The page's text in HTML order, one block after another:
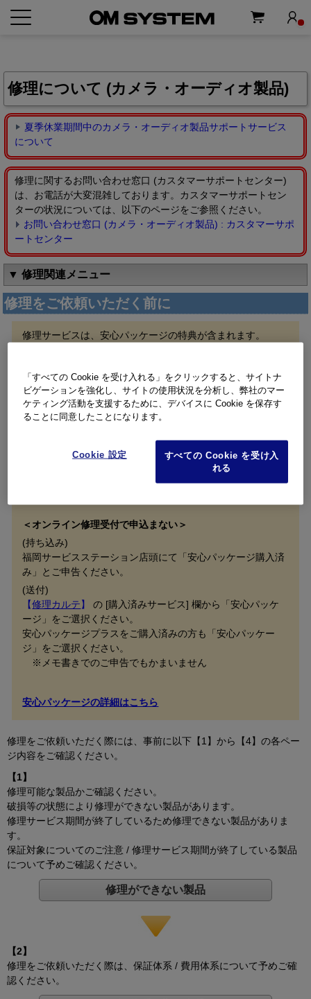
修理について (カメラ・オーディオ製品)
夏季休業期間中のカメラ・オーディオ製品サポートサービス
について
修理に関するお問い合わせ窓口 (カスタマーサポートセンター)
は、お電話が大変混雑しております。カスタマーサポートセン
ターの状況については、以下のページをご参照ください。
お問い合わせ窓口 (カメラ・オーディオ製品) : カスタマーサポ
ートセンター
▼ 修理関連メニュー
修理をご依頼いただく前に
修理サービスは、安心パッケージの特典が含まれます。
お知らせいただく方法は以下の通りです。
＜オンライン修理受付で申込む＞
お申し込み画面の [購入済みサービス] 欄から「安心パッケー
安心パッケージプラスをご購入済みの方も「安心パッケー
ジ」をご選択いただき、オンライン修理受付限定特典6* 利用
の希望有無を [故障内容・詳細] にご記載ください。
＜オンライン修理受付で申込まない＞
(持ち込み)
福岡サービスステーション店頭にて「安心パッケージ購入済
み」とご申告ください。
(送付)
【修理カルテ】
の [購入済みサービス] 欄から「安心パッケ
ージ」をご選択ください。
安心パッケージプラスをご購入済みの方も「安心パッケー
ジ」をご選択ください。
※メモ書きでのご申告でもかまいません
安心パッケージの詳細はこちら
修理をご依頼いただく際には、事前に以下【1】から【4】の各ペー
ジ内容をご確認ください。
【1】
修理可能な製品かご確認ください。
破損等の状態により修理ができない製品があります。
修理サービス期間が終了しているため修理できない製品がありま
す。
保証対象についてのご注意 / 修理サービス期間が終了している製品
について予めご確認ください。
修理ができない製品
【2】
修理をご依頼いただく際は、保証体系 / 費用体系について予めご確
認ください。
「すべての Cookie を受け入れる」をクリックすると、サイトナ
ビゲーションを強化し、サイトの使用状況を分析し、弊社のマー
ケティング活動を支援するために、デバイスに Cookie を保存す
ることに同意したことになります。
Cookie 設定
すべての Cookie を受け入
れる